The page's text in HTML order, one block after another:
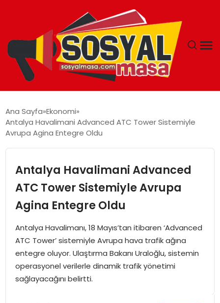
EKONOMI
TEKNOLOJI
EĞITIM
SPOR
GÜNDEM
MAGAZIN
Ana Sayfa Ekonomi
Antalya Havalimani Advanced ATC Tower Sistemiyle
Avrupa Agina Entegre Oldu
Antalya Havalimani Advanced
ATC Tower Sistemiyle Avrupa
Agina Entegre Oldu
Antalya Havalimanı, 18 Mayıs’tan itibaren ‘Advanced
ATC Tower’ sistemiyle Avrupa hava trafik ağına
entegre oluyor. Ulaştırma Bakanı Uraloğlu, sistemin
operasyonel verilerle dinamik trafik yönetimi
sağlayacağını belirtti.